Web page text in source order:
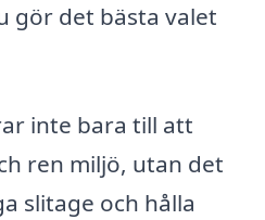
gör det bästa valet
inte bara till att
ren miljö, utan det
slitage och hålla